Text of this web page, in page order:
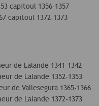
capitoul 1356-1357
capitoul 1372-1373
de Lalande 1341-1342
de Lalande 1352-1353
de Vallesegura 1365-1366
de Lalande 1372-1373